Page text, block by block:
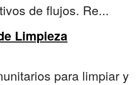
de flujos. Re...
Limpieza
para limpiar y